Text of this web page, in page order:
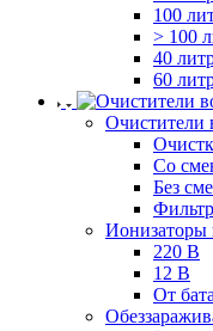
100
> 100
40
60
Очистители
Cо
Без
Ионизаторы
220 В
12 В
От